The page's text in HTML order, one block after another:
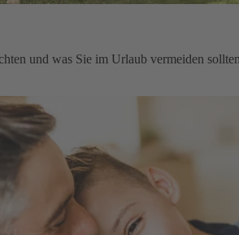
und was Sie im Urlaub vermeiden